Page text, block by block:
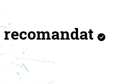
recomandat